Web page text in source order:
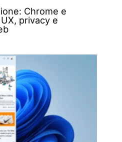
Chrome e
privacy e